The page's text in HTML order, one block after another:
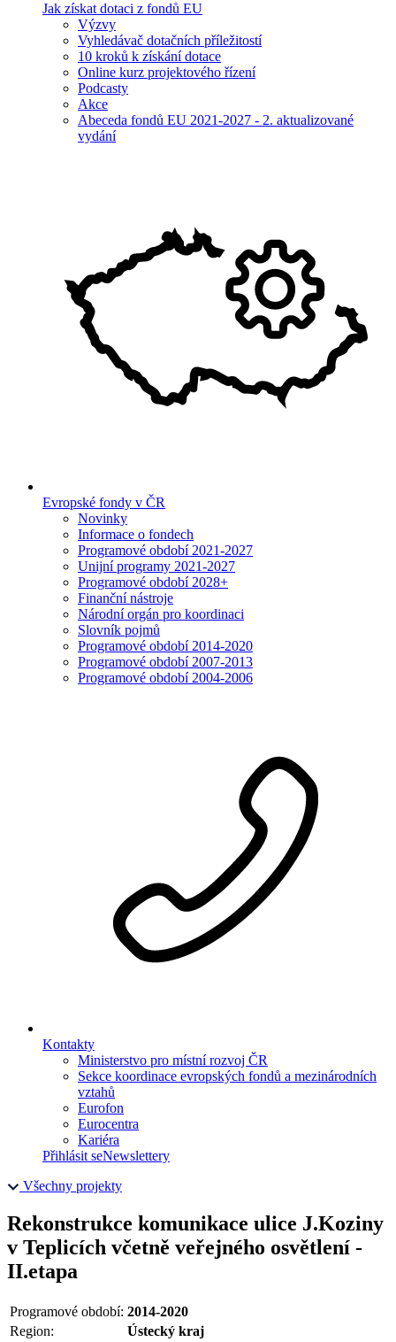
Jak získat dotaci z fondů EU
Výzvy
Vyhledávač dotačních příležitostí
10 kroků k získání dotace
Online kurz projektového řízení
Podcasty
Akce
Abeceda fondů EU 2021-2027 - 2. aktualizované
vydání
Evropské fondy v ČR
Novinky
Informace o fondech
Programové období 2021-2027
Unijní programy 2021-2027
Programové období 2028+
Finanční nástroje
Národní orgán pro koordinaci
Slovník pojmů
Programové období 2014-2020
Programové období 2007-2013
Programové období 2004-2006
Kontakty
Ministerstvo pro místní rozvoj ČR
Sekce koordinace evropských fondů a mezinárodních
vztahů
Eurofon
Eurocentra
Kariéra
Přihlásit seNewslettery
Všechny projekty
Rekonstrukce komunikace ulice J.Koziny
v Teplicích včetně veřejného osvětlení -
II.etapa
Programové období: 2014-2020
Region:
Ústecký kraj